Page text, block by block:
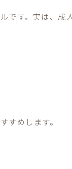
です。実は、成
すめします。